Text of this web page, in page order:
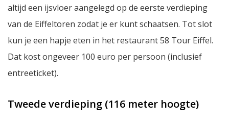
altijd een ijsvloer aangelegd op de eerste verdieping
van de Eiffeltoren zodat je er kunt schaatsen. Tot slot
kun je een hapje eten in het restaurant58 Tour Eiffel.
Dat kost ongeveer 100 euro per persoon (inclusief
entreeticket).
Tweede verdieping (116 meter hoogte)